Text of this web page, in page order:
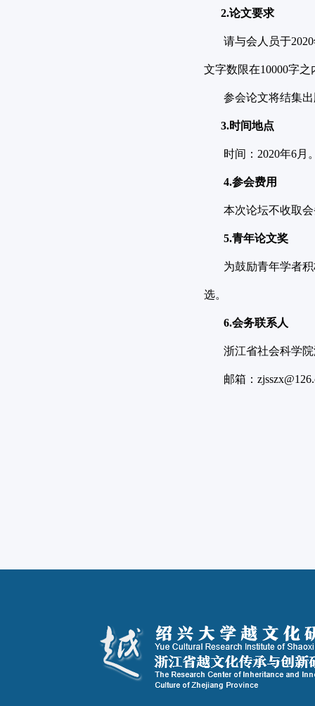
2.论文要求
请与会人员于2020
文字数限在10000字
参会论文将结集出
3.时间地点
时间：2020年6月
4.参会费用
本次论坛不收取会
5.青年论文奖
为鼓励青年学者积
选。
6.会务联系人
浙江省社会科学院
邮箱：